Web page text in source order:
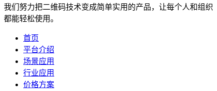
我们努力把二维码技术变成简单实用的产品，让每个人和组织
都能轻松使用。
首页
平台介绍
场景应用
行业应用
价格方案